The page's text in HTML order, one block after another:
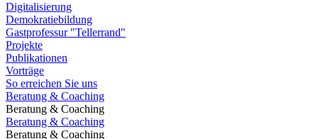
Digitalisierung
Demokratiebildung
Gastprofessur "Tellerrand"
Projekte
Publikationen
Vorträge
So erreichen Sie uns
Beratung & Coaching
Beratung & Coaching
Beratung & Coaching
Beratung & Coaching